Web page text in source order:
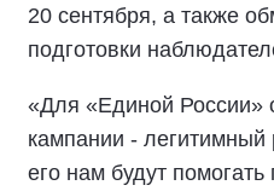
20 сентября, а также
подготовки
«Для «Единой России»
кампании - легитимный
его нам будут помогать